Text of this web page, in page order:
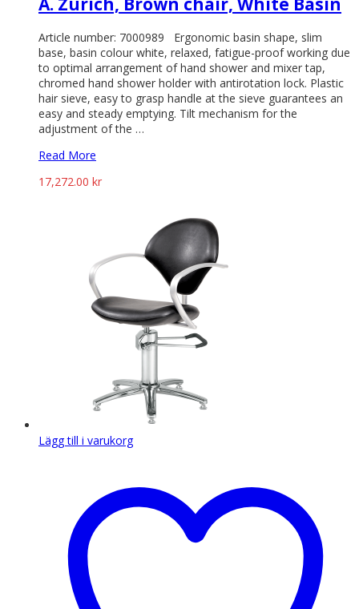
Article number: 7000989 Ergonomic basin shape, slim
base, basin colour white, relaxed, fatigue-proof working due
to optimal arrangement of hand shower and mixer tap,
chromed hand shower holder with antirotation lock. Plastic
hair sieve, easy to grasp handle at the sieve guarantees an
easy and steady emptying. Tilt mechanism for the
adjustment of the …
Read More
17,272.00 kr
Lägg till i varukorg